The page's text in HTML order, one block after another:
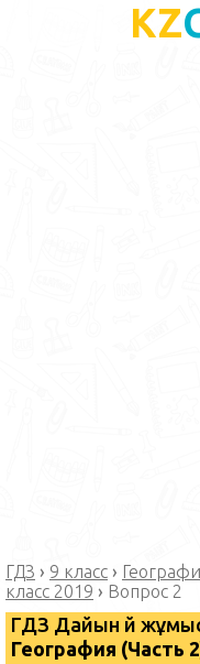
KZ
ГДЗ › 9 класс ›
класс 2019 › Вопрос 2
ГДЗ Дайын үй
География (Часть